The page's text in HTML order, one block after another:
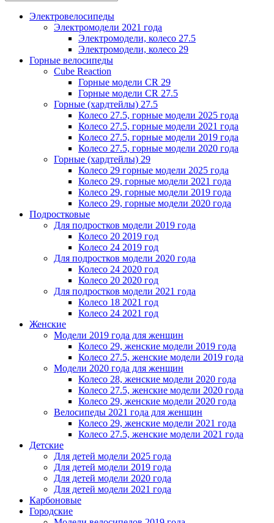
Электровелосипеды
Электромодели 2021 года
Электромодели, колесо 27.5
Электромодели, колесо 29
Горные велосипеды
Cube Reaction
Горные модели CR 29
Горные модели CR 27.5
Горные (хардтейлы) 27.5
Колесо 27.5, горные модели 2025 года
Колесо 27.5, горные модели 2021 года
Колесо 27.5, горные модели 2019 года
Колесо 27.5, горные модели 2020 года
Горные (хардтейлы) 29
Колесо 29 горные модели 2025 года
Колесо 29, горные модели 2021 года
Колесо 29, горные модели 2019 года
Колесо 29, горные модели 2020 года
Подростковые
Для подростков модели 2019 года
Колесо 20 2019 год
Колесо 24 2019 год
Для подростков модели 2020 года
Колесо 24 2020 год
Колесо 20 2020 год
Для подростков модели 2021 года
Колесо 18 2021 год
Колесо 24 2021 год
Женскиe
Модели 2019 года для женщин
Колесо 29, женские модели 2019 года
Колесо 27.5, женские модели 2019 года
Модели 2020 года для женщин
Колесо 28, женские модели 2020 года
Колесо 27.5, женские модели 2020 года
Колесо 29, женские модели 2020 года
Велосипеды 2021 года для женщин
Колесо 29, женские модели 2021 года
Колесо 27.5, женские модели 2021 года
Детские
Для детей модели 2025 года
Для детей модели 2019 года
Для детей модели 2020 года
Для детей модели 2021 года
Карбоновые
Городские